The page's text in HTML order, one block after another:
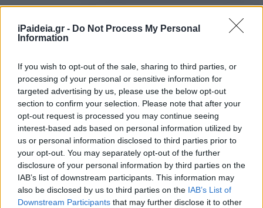
iPaideia.gr - Do Not Process My Personal
Information
If you wish to opt-out of the sale, sharing to third parties, or
processing of your personal or sensitive information for
targeted advertising by us, please use the below opt-out
section to confirm your selection. Please note that after your
opt-out request is processed you may continue seeing
interest-based ads based on personal information utilized by
us or personal information disclosed to third parties prior to
your opt-out. You may separately opt-out of the further
disclosure of your personal information by third parties on the
IAB’s list of downstream participants. This information may
also be disclosed by us to third parties on the IAB’s List of
Downstream Participants that may further disclose it to other
ΑΛΛΑΓΕΣ στα διόδια: Δείτε πού
και πόσα θα πληρώνετε ανά
Δείτε LIVE τον χάρτη με τα
μπλόκα αγροτών: Ποιοί δρόμοι
είναι κλειστοί
11/12/2025 - 11:49
Κίνηση ΤΩΡΑ: Δείτε που έχει
μποτιλιάρισμα live